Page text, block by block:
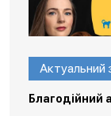
Актуальний
Благодійний